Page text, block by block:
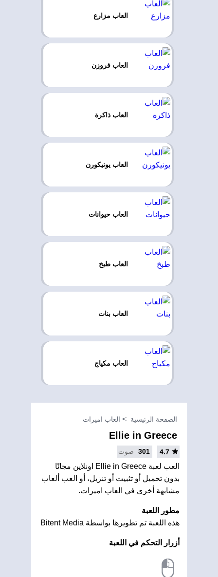
العاب مزارع
العاب فروزن
العاب ذاكرة
العاب يونيكورن
العاب حيوانات
العاب طبخ
العاب بنات
العاب مكياج
الصفحة الرئيسية العاب اميرات
Ellie in Greece
4.7
301 صوت
العب لعبة Ellie in Greece اونلاين مجانًا
بدون تحميل أو تثبيت أو تنزيل، أو العب ألعاب
مشابهة أخرى في العاب اميرات.
مطور اللعبة
هذه اللعبة تم تطويرها بواسطة Bitent Media
أزرار التحكم في اللعبة